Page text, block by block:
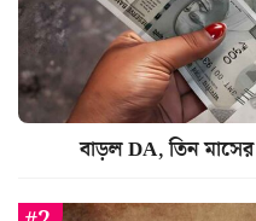
বাড়ল DA, তিন